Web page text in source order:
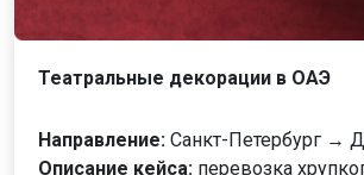
Театральные декорации в ОАЭ
Направление: Санкт-Петербург →
Описание кейса: перевозка